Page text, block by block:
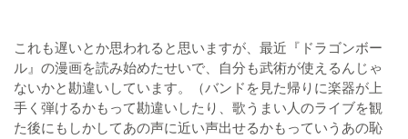
これも遅いとか思われると思いますが、最近『ドラゴンボー
ル』の漫画を読み始めたせいで、自分も武術が使えるんじゃ
ないかと勘違いしています。（バンドを見た帰りに楽器が上
手く弾けるかもって勘違いしたり、歌うまい人のライブを観
た後にもしかしてあの声に近い声出せるかもっていうあの恥